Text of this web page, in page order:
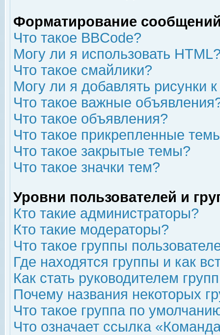
Форматирование
Что такое BBCode?
Могу ли я использовать
Что такое смайлики?
Могу ли я добавлять рисунки
Что такое важные
Что такое объявления?
Что такое прикрепленные
Что такое закрытые темы?
Что такое значки тем?
Уровни пользователей и
Кто такие администраторы?
Кто такие модераторы?
Что такое группы
Где находятся группы и как
Как стать руководителем
Почему названия некоторых
Что такое группа по
Что означает ссылка